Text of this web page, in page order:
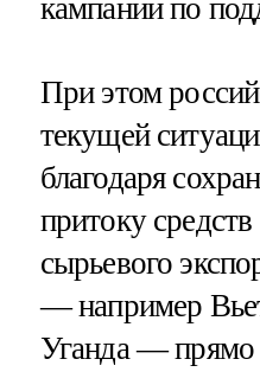
кампании по
При этом
текущей
благодаря
притоку
сырьевого
— например
Уганда —